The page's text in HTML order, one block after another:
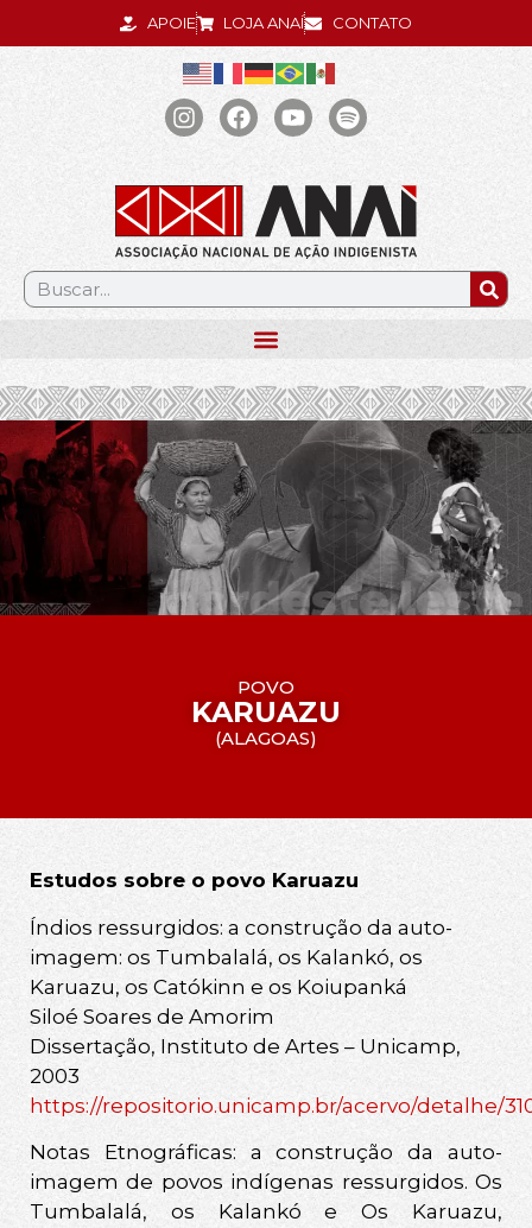
APOIE LOJA ANAÍ CONTATO
.
POVO
KARUAZU
(ALAGOAS)
Estudos sobre o povo Karuazu
Índios ressurgidos: a construção da auto-
imagem: os Tumbalalá, os Kalankó, os
Karuazu, os Catókinn e os Koiupanká
Siloé Soares de Amorim
Dissertação, Instituto de Artes – Unicamp,
2003
https://repositorio.unicamp.br/acervo/detalhe/
Notas Etnográficas: a construção da auto-
imagem de povos indígenas ressurgidos. Os
Tumbalalá, os Kalankó e Os Karuazu,